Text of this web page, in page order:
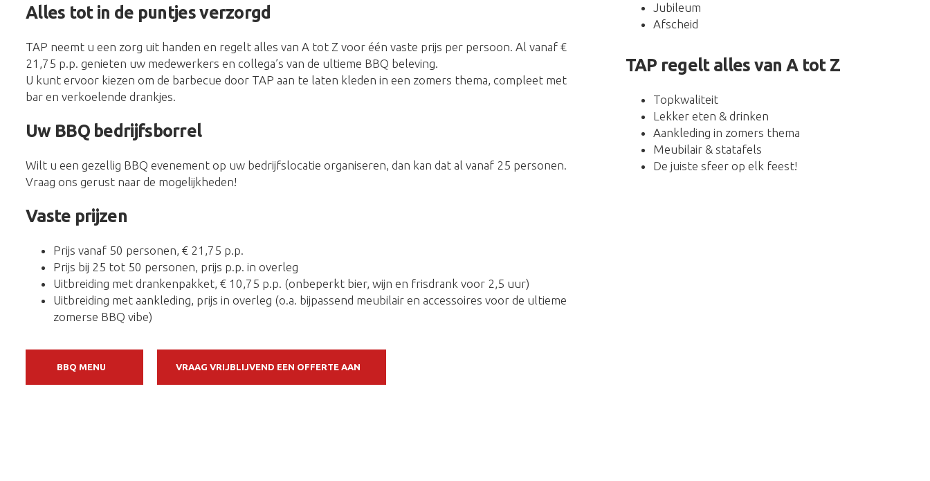
Alles tot in de puntjes verzorgd
TAP neemt u een zorg uit handen en regelt alles van A tot Z voor één vaste prijs per persoon. Al vanaf €
21,75 p.p. genieten uw medewerkers en collega’s van de ultieme BBQ beleving.
U kunt ervoor kiezen om de barbecue door TAP aan te laten kleden in een zomers thema, compleet met
bar en verkoelende drankjes.
Uw BBQ bedrijfsborrel
Wilt u een gezellig BBQ evenement op uw bedrijfslocatie organiseren, dan kan dat al vanaf 25 personen.
Vraag ons gerust naar de mogelijkheden!
Vaste prijzen
Prijs vanaf 50 personen, € 21,75 p.p.
Prijs bij 25 tot 50 personen, prijs p.p. in overleg
Uitbreiding met drankenpakket, € 10,75 p.p. (onbeperkt bier, wijn en frisdrank voor 2,5 uur)
Uitbreiding met aankleding, prijs in overleg (o.a. bijpassend meubilair en accessoires voor de ultieme
zomerse BBQ vibe)
BBQ MENU VRAAG VRIJBLIJVEND EEN OFFERTE AAN
Jubileum
Afscheid
TAP regelt alles van A tot Z
Topkwaliteit
Lekker eten & drinken
Aankleding in zomers thema
Meubilair & statafels
De juiste sfeer op elk feest!